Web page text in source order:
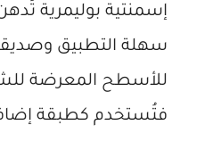
إسمنتية بوليمرية
سهلة التطبيق
للأسطح المعرضة
فتُستخدم كطبقة